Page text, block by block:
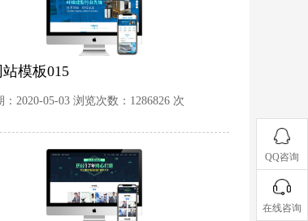
模板015
：2020-05-03 浏览次数：1286826 次
QQ咨询
在线咨询